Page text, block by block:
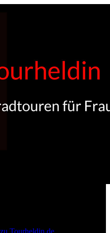
Tourheldin.de